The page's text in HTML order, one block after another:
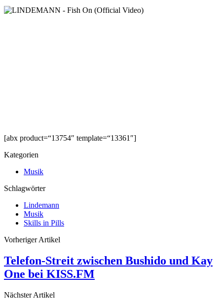
[abx product=“13754″ template=“13361″]
Kategorien
Musik
Schlagwörter
Lindemann
Musik
Skills in Pills
Vorheriger Artikel
Telefon-Streit zwischen Bushido und Kay
One bei KISS.FM
Nächster Artikel